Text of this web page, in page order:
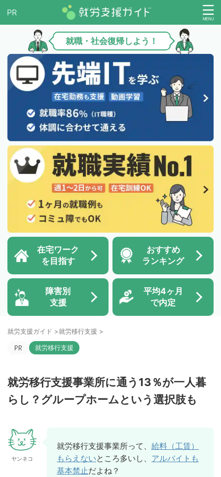
就職・社会復帰しよう！
在宅ワーク
を目指す
おすすめ
ランキング
障害別
支援
平均4ヶ月
で内定
就労支援ガイド >就労移行支援 >
就労移行支援
就労移行支援事業所に通う13％が一人暮
らし？グループホームという選択肢も
ヤンネコ
就労移行支援事業所って、 給料（工賃）
もらえないところ多いし、 アルバイトも
基本禁止だよね？